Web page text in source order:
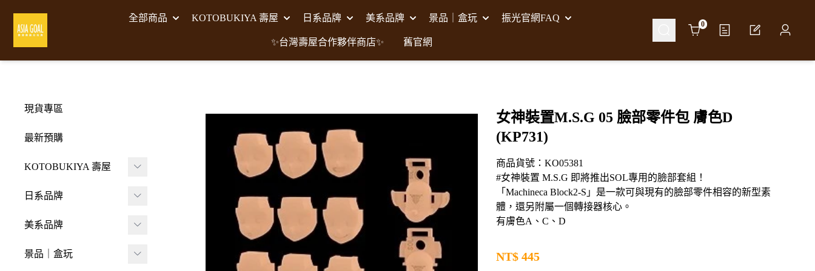
全部商品 KOTOBUKIYA 壽屋 日系品牌 美系品牌 景品｜盒玩 振光官網FAQ
✨台灣壽屋合作夥伴商店✨ 舊官網
Cart 0
現貨專區
最新預購
KOTOBUKIYA 壽屋
壽屋 組裝模型
少女
日系品牌
A･DIMENSION
BellFine
美系品牌
HIYA TOYS
景品｜盒玩
女神裝置M.S.G 05 臉部零件包 膚色D
(KP731)
商品貨號：KO05381
#女神裝置 M.S.G 即將推出SOL專用的臉部套組！
「Machineca Block2-S」是一款可與現有的臉部零件相容的新型素
體，還另附屬一個轉接器核心。
有膚色A、C、D
NT$445